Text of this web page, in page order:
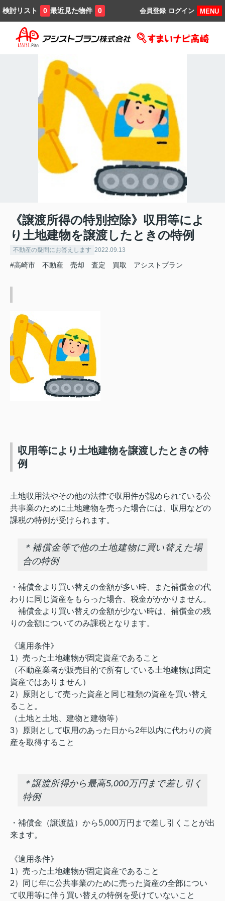
検討リスト 0 最近見た物件 0 MENU
ログイン
会員登録
《譲渡所得の特別控除》収用等によ
り土地建物を譲渡したときの特例
不動産の疑問にお答えします 2022.09.13
#高崎市 不動産 売却 査定 買取 アシストプラン
収用等により土地建物を譲渡したときの特
例
土地収用法やその他の法律で収用件が認められている公
共事業のために土地建物を売った場合には、収用などの
課税の特例が受けられます。
＊補償金等で他の土地建物に買い替えた場
合の特例
・補償金より買い替えの金額が多い時、また補償金の代
わりに同じ資産をもらった場合、税金がかかりません。
補償金より買い替えの金額が少ない時は、補償金の残
りの金額についてのみ課税となります。
《適用条件》
1）売った土地建物が固定資産であること
（不動産業者が販売目的で所有している土地建物は固定
資産ではありません）
2）原則として売った資産と同じ種類の資産を買い替え
ること。
（土地と土地、建物と建物等）
3）原則として収用のあった日から2年以内に代わりの資
産を取得すること
＊譲渡所得から最高5,000万円まで差し引く
特例
・補償金（譲渡益）から5,000万円まで差し引くことが出
来ます。
《適用条件》
1）売った土地建物が固定資産であること
2）同じ年に公共事業のために売った資産の全部につい
て収用等に伴う買い替えの特例を受けていないこと